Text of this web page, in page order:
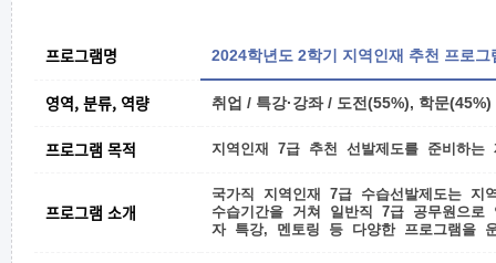
프로그램명 2024학년도 2학기 지역인재 추천 프로그
영역, 분류, 역량 취업 / 특강·강좌 / 도전(55%), 학문(45%)
프로그램 목적 지역인재 7급 추천 선발제도를 준비하
프로그램 소개
국가직 지역인재 7급 수습선발제도는
수습기간을 거쳐 일반직 7급 공무원으
자 특강, 멘토링 등 다양한 프로그램을